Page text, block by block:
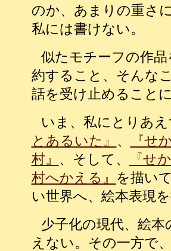
のか、あまりの重さ
私には書けない。
似たモチーフの作
約すること、そんな
話を受け止めること
いま、私にとりあ
とあるいた』 、
『
村』 、そして、
『せ
村へかえる』 を描い
い世界へ、絵本表現
少子化の現代、絵
えない。その一方で